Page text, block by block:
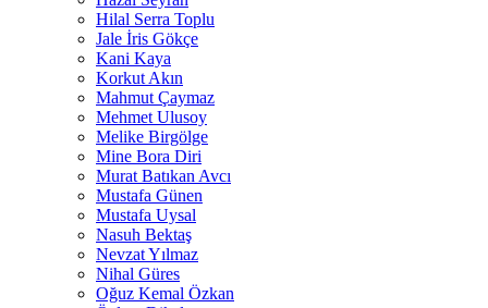
Hilal Serra Toplu
Jale İris Gökçe
Kani Kaya
Korkut Akın
Mahmut Çaymaz
Mehmet Ulusoy
Melike Birgölge
Mine Bora Diri
Murat Batıkan Avcı
Mustafa Günen
Mustafa Uysal
Nasuh Bektaş
Nevzat Yılmaz
Nihal Güres
Oğuz Kemal Özkan